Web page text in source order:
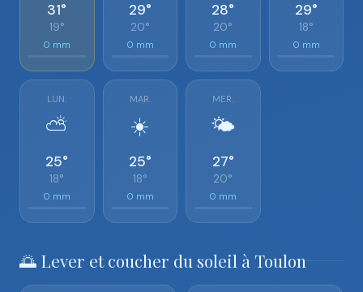
31°
19°
0 mm
29°
20°
0 mm
28°
20°
0 mm
29°
18°
0 mm
LUN.
⛅
25°
18°
0 mm
MAR.
☀️
25°
18°
0 mm
MER.
🌤️
27°
20°
0 mm
🌅 Lever et coucher du soleil à Toulon